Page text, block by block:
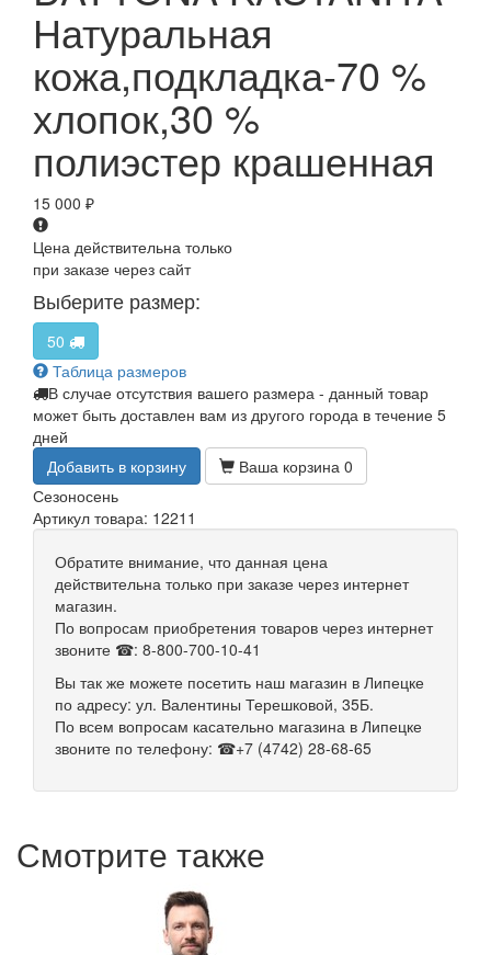
Натуральная
кожа,подкладка-70 %
хлопок,30 %
полиэстер крашенная
15 000 ₽
Цена действительна только
при заказе через сайт
Выберите размер:
50
Таблица размеров
В случае отсутствия вашего размера - данный товар
может быть доставлен вам из другого города в течение 5
дней
Добавить в корзину
Ваша корзина 0
Сезоносень
Артикул товара: 12211
Обратите внимание, что данная цена
действительна только при заказе через интернет
магазин.
По вопросам приобретения товаров через интернет
звоните ☎: 8-800-700-10-41
Вы так же можете посетить наш магазин в Липецке
по адресу: ул. Валентины Терешковой, 35Б.
По всем вопросам касательно магазина в Липецке
звоните по телефону: ☎+7 (4742) 28-68-65
Смотрите также